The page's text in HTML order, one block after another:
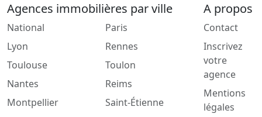
Agences immobilières par ville
National
Lyon
Toulouse
Nantes
Montpellier
Paris
Rennes
Toulon
Reims
Saint-Étienne
A propos
Contact
Inscrivez
votre
agence
Mentions
légales